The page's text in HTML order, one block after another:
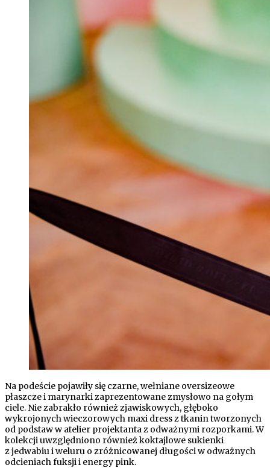
Na podeście pojawiły się czarne, wełniane oversizeowe
płaszcze i marynarki zaprezentowane zmysłowo na gołym
ciele. Nie zabrakło również zjawiskowych, głęboko
wykrojonych wieczorowych maxi dress z tkanin tworzonych
od podstaw w atelier projektanta z odważnymi rozporkami. W
kolekcji uwzględniono również koktajlowe sukienki
z jedwabiu i weluru o zróżnicowanej długości w odważnych
odcieniach fuksji i energy pink.